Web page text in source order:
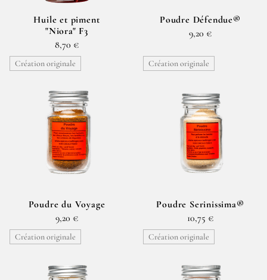
Huile et piment
"Niora" F3
8,70 €
Poudre Défendue®
9,20 €
Création originale
Poudre du Voyage
9,20 €
Création originale
Poudre Serinissima®
10,75 €
Création originale Création originale